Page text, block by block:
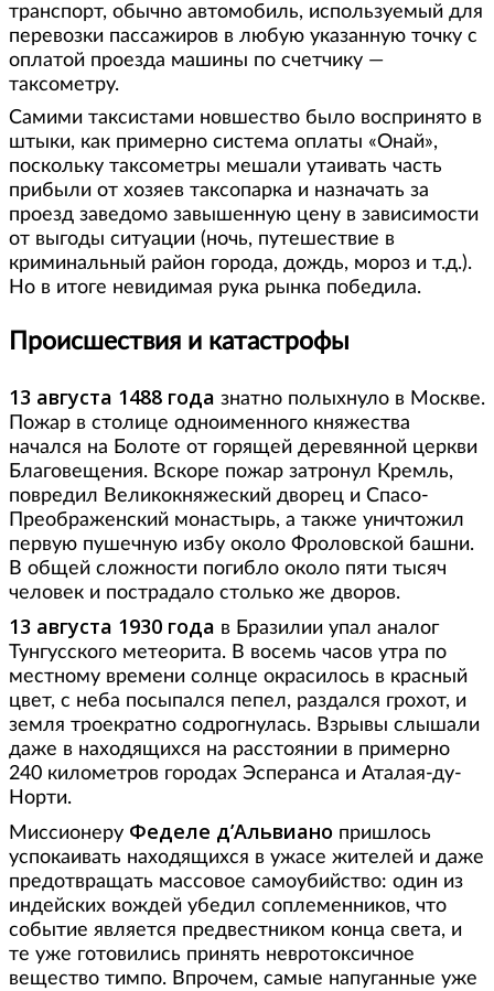
транспорт, обычно автомобиль, используемый для
перевозки пассажиров в любую указанную точку с
оплатой проезда машины по счетчику —
таксометру.
Самими таксистами новшество было воспринято в
штыки, как примерно система оплаты «Онай»,
поскольку таксометры мешали утаивать часть
прибыли от хозяев таксопарка и назначать за
проезд заведомо завышенную цену в зависимости
от выгоды ситуации (ночь, путешествие в
криминальный район города, дождь, мороз и т.д.).
Но в итоге невидимая рука рынка победила.
Происшествия и катастрофы
13 августа 1488 года знатно полыхнуло в Москве.
Пожар в столице одноименного княжества
начался на Болоте от горящей деревянной церкви
Благовещения. Вскоре пожар затронул Кремль,
повредил Великокняжеский дворец и Спасо-
Преображенский монастырь, а также уничтожил
первую пушечную избу около Фроловской башни.
В общей сложности погибло около пяти тысяч
человек и пострадало столько же дворов.
13 августа 1930 года в Бразилии упал аналог
Тунгусского метеорита. В восемь часов утра по
местному времени солнце окрасилось в красный
цвет, с неба посыпался пепел, раздался грохот, и
земля троекратно содрогнулась. Взрывы слышали
даже в находящихся на расстоянии в примерно
240 километров городах Эсперанса и Аталая-ду-
Норти.
Миссионеру Феделе д’Альвиано пришлось
успокаивать находящихся в ужасе жителей и даже
предотвращать массовое самоубийство: один из
индейских вождей убедил соплеменников, что
событие является предвестником конца света, и
те уже готовились принять невротоксичное
вещество тимпо. Впрочем, самые напуганные уже